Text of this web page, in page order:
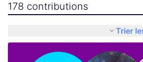
178 contributions
Trier